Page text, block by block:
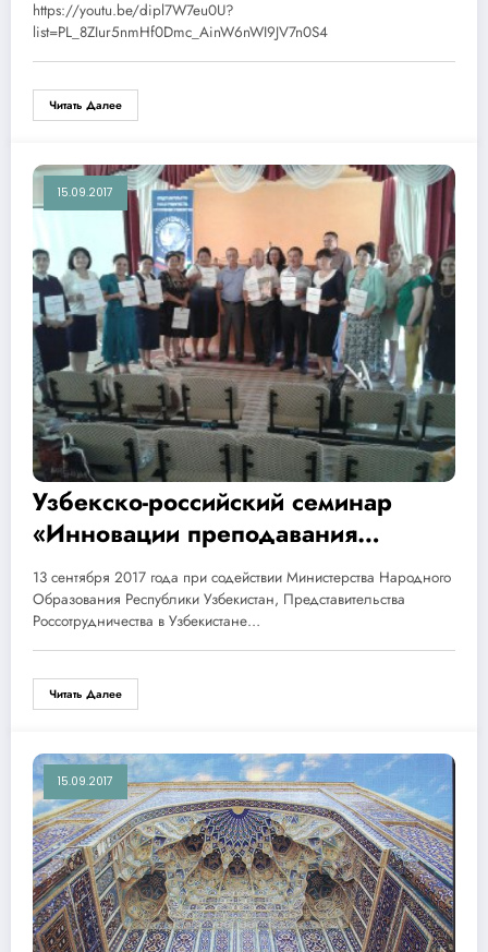
https://youtu.be/dipl7W7eu0U?
list=PL_8ZIur5nmHf0Dmc_AinW6nWI9JV7n0S4
Читать Далее
15.09.2017
Узбекско-российский семинар
«Инновации преподавания
русского языка » при содействии
МНО РУз (13.09.2017 г, школа-32
Зангиатинского района).
13 сентября 2017 года при содействии Министерства Народного
Образования Республики Узбекистан, Представительства
Россотрудничества в Узбекистане…
Читать Далее
15.09.2017